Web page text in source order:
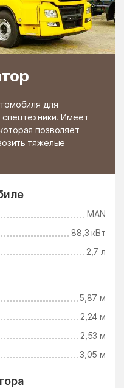
для
спецтехники. Имеет
позволяет
тяжелые
MAN
88,3 кВт
2,7 л
5,87 м
2,24 м
2,53 м
3,05 м